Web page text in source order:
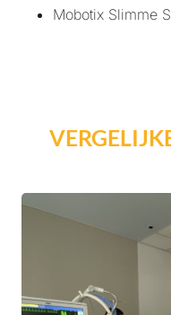
Mobotix Slimme